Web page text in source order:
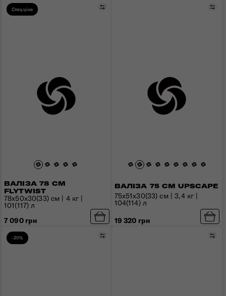
Спецціна
ВАЛІЗА 78 СМ
FLYTWIST
Порівняти
78x50x30(33) см | 4 кг |
101(117) л
7 090 грн
ВАЛІЗА 75 СМ UPSCAPE
75x51x30(33) см | 3,4 кг |
104(114) л
19 320 грн
-20% Порівняти